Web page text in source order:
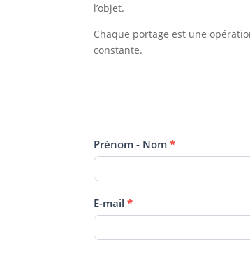
l’objet.
Chaque portage est une
constante.
Nous
contacter
Prénom - Nom*
E-mail*